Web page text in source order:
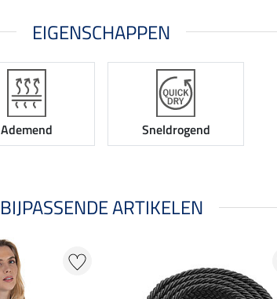
EIGENSCHAPPEN
Ademend Sneldrogend
BIJPASSENDE ARTIKELEN